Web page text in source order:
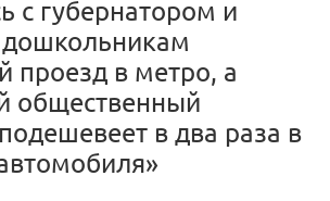
с губернатором и
проезд в метро, а
общественный
в два раза в